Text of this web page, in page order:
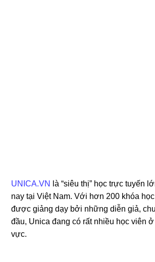
UNICA.VN
là “siêu thị” học trực tuyến
nay tại Việt Nam. Với hơn 200 khóa
được giảng dạy bởi những diễn giả,
đầu, Unica đang có rất nhiều học viên
vực.